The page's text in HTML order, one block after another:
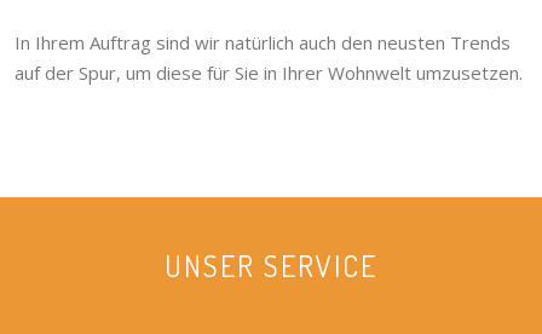
In Ihrem Auftrag sind wir natürlich auch den neusten Trends
auf der Spur, um diese für Sie in Ihrer Wohnwelt umzusetzen.
UNSER SERVICE